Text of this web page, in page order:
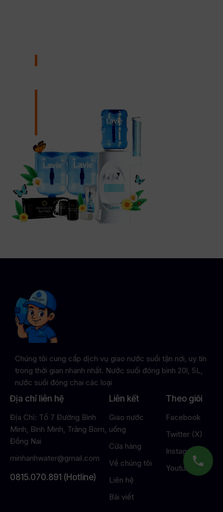
nhận ngay ưu đãi
ĐẶT GIAO NƯỚC
Chúng tôi cung cấp dịch vụ giao nước suối tận nơi, uy tín
trong thời gian nhanh nhất. Nước suối đóng bình 20l, 5L,
nước suối đóng chai các loại
Địa chỉ liên hệ
Địa Chỉ: Tổ 7 Đường Bình
Minh, Bình Minh, Trảng Bom,
Đồng Nai
minhanhwater@gmail.com
0815.070.891 (Hotline)
Liên kết
Giao nước
uống
Cửa hàng
Về chúng tôi
Liên hệ
Bài viết
Theo giõi
Facebook
Twitter (X)
Instagram
Youtube